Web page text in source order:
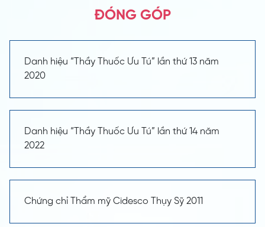
ĐÓNG GÓP
Danh hiệu “Thầy Thuốc Ưu Tú” lần thứ 13 năm
2020
Danh hiệu “Thầy Thuốc Ưu Tú” lần thứ 14 năm
2022
Chứng chỉ Thẩm mỹ Cidesco Thụy Sỹ 2011